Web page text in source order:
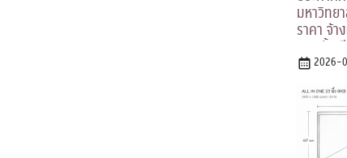
มหาวิทย
ราคา จ้า
นอกชั้น
ประชาชน
2026-